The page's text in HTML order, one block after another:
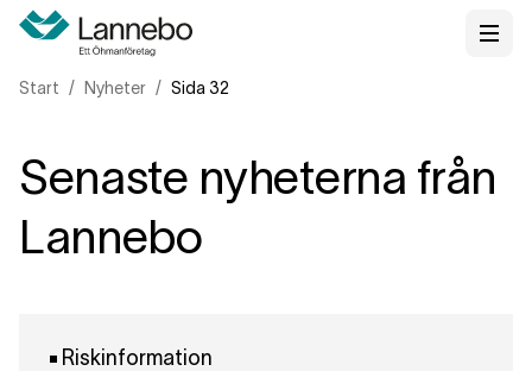
Start Nyheter Sida 32
Senaste nyheterna från
Lannebo
Riskinformation